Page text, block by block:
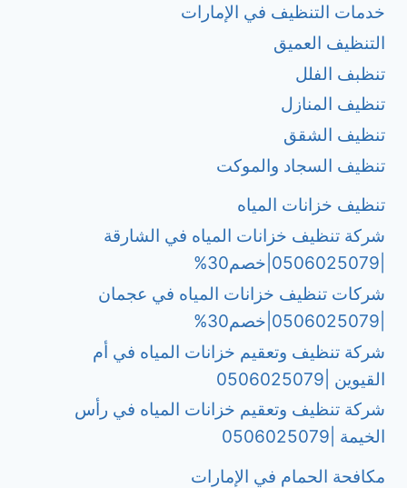
خدمات التنظيف في الإمارات
التنظيف العميق
تنظبف الفلل
تنظيف المنازل
تنظيف الشقق
تنظيف السجاد والموكت
تنظيف خزانات المياه
شركة تنظيف خزانات المياه في الشارقة
شركات تنظيف خزانات المياه في عجمان
شركة تنظيف وتعقيم خزانات المياه في أم
القيوين |0506025079
شركة تنظيف وتعقيم خزانات المياه في رأس
الخيمة |0506025079
مكافحة الحمام في الإمارات